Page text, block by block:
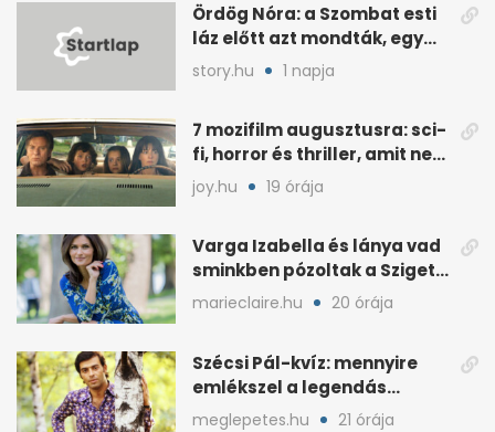
Ördög Nóra: a Szombat esti
láz előtt azt mondták, egy
hét alatt fogyjon
story.hu 1 napja
7 mozifilm augusztusra: sci-
fi, horror és thriller, amit nem
érdemes kihagyni
joy.hu 19 órája
Varga Izabella és lánya vad
sminkben pózoltak a Sziget
előtt
marieclaire.hu 20 órája
Szécsi Pál-kvíz: mennyire
emlékszel a legendás
énekes történetére?
meglepetes.hu 21 órája